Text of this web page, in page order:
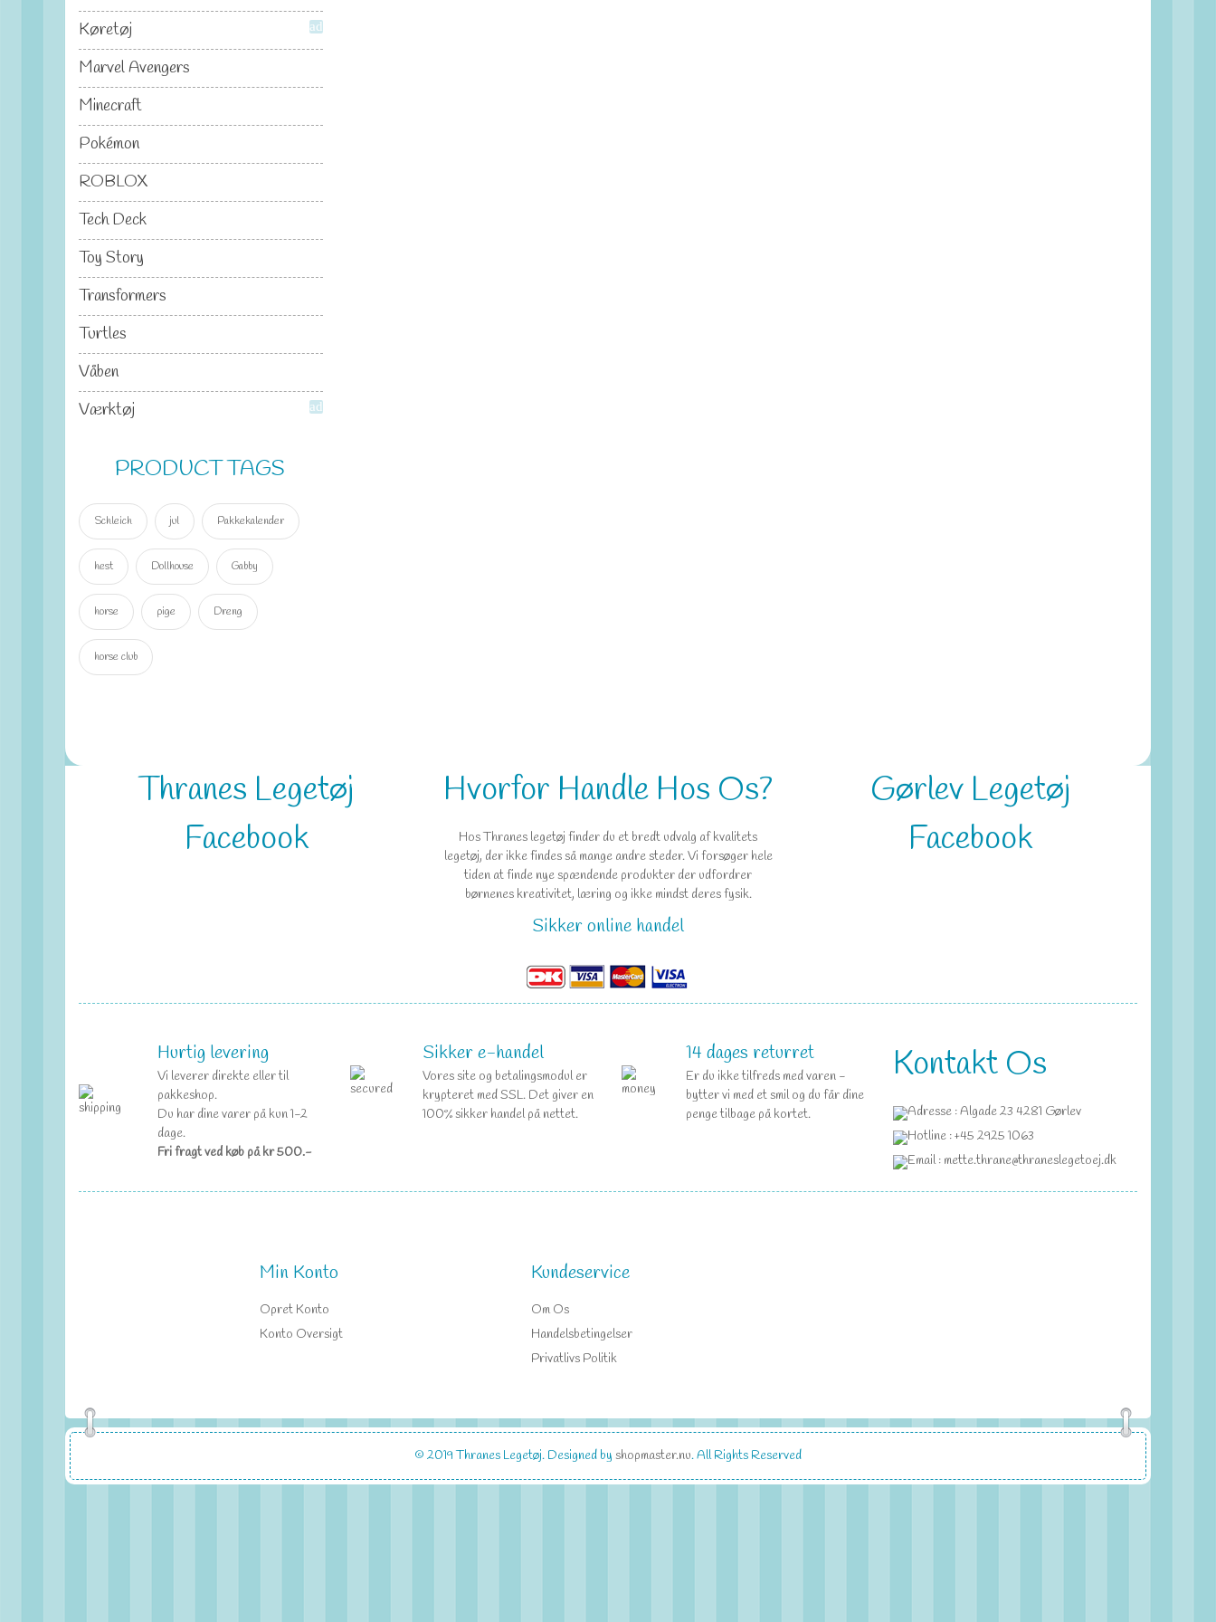
Køretøj add
Marvel Avengers
Minecraft
Pokémon
ROBLOX
Tech Deck
Toy Story
Transformers
Turtles
Våben
Værktøj
add
PRODUCT TAGS
Schleich jul Pakkekalender
hest Dollhouse Gabby
horse pige Dreng
horse club
Thranes Legetøj
Facebook
Hvorfor Handle Hos Os?
Hos Thranes legetøj finder du et bredt udvalg af kvalitets
legetøj, der ikke findes så mange andre steder. Vi forsøger hele
tiden at finde nye spændende produkter der udfordrer
børnenes kreativitet, læring og ikke mindst deres fysik.
Sikker online handel
Gørlev Legetøj
Facebook
Hurtig levering
Vi leverer direkte eller til
pakkeshop.
Du har dine varer på kun 1-2
dage.
Fri fragt ved køb på kr 500.-
Sikker e-handel
Vores site og betalingsmodul er
krypteret med SSL. Det giver en
100% sikker handel på nettet.
14 dages returret
Er du ikke tilfreds med varen -
bytter vi med et smil og du får dine
penge tilbage på kortet.
Kontakt Os
Adresse : Algade 23 4281 Gørlev
Hotline : +45 2925 1063
Email : mette.thrane@thraneslegetoej.dk
Min Konto
Opret Konto
Konto Oversigt
Kundeservice
Om Os
Handelsbetingelser
Privatlivs Politik
© 2019Thranes Legetøj. Designed by shopmaster.nu. All Rights Reserved